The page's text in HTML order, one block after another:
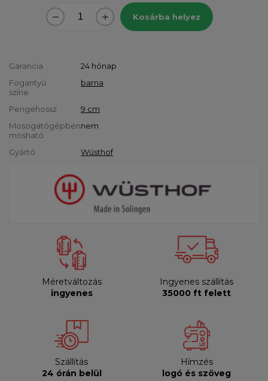
Kosárba helyez
Garancia
24 hónap
Fogantyú
színe
barna
Pengehossz
9 cm
Mosogatógépben
mosható
nem
Gyártó Wüsthof
Méretváltozás
ingyenes
Ingyenes szállítás
35000 ft felett
Szállítás
24 órán belül
Hímzés
logó és szöveg